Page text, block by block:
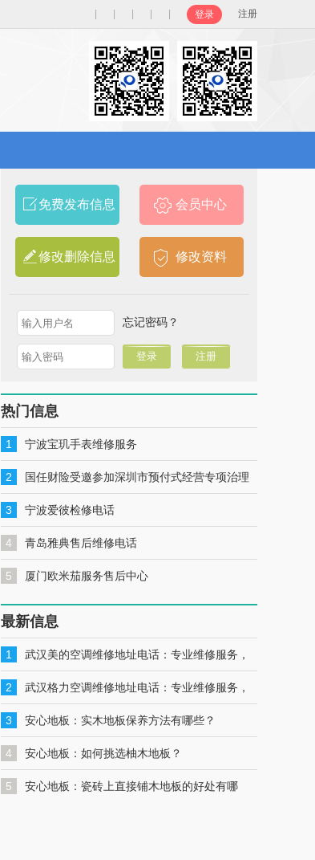
登录 注册
免费发布信息 会员中心
修改删除信息 修改资料
忘记密码？
热门信息
1 宁波宝玑手表维修服务
2 国任财险受邀参加深圳市预付式经营专项治理
工作推进会暨预付式经营领域保险签约仪式
3 宁波爱彼检修电话
4 青岛雅典售后维修电话
5 厦门欧米茄服务售后中心
最新信息
1 武汉美的空调维修地址电话：专业维修服务，
一键联系解决您的美的空调问题
2 武汉格力空调维修地址电话：专业维修服务，
一键联系解决您的格力空调问题
3 安心地板：实木地板保养方法有哪些？
4 安心地板：如何挑选柚木地板？
5 安心地板：瓷砖上直接铺木地板的好处有哪